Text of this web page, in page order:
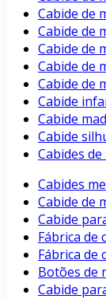
Cabide de
Cabide de
Cabide de
Cabide de
Cabide de
Cabide
Cabide
Cabide
Cabides
Cabides
Cabide de
Cabide
Fábrica de
Fábrica de
Botões de
Cabide